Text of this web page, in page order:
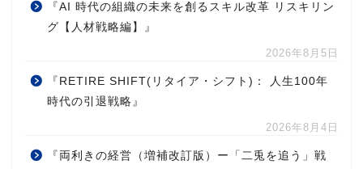
『AI 時代の組織の未来を創るスキル改革 リスキリン
グ【人材戦略編】』
2026年8月5日
『RETIRE SHIFT(リタイア・シフト)： 人生100年
時代の引退戦略』
2026年8月4日
『両利きの経営（増補改訂版）ー「二兎を追う」戦